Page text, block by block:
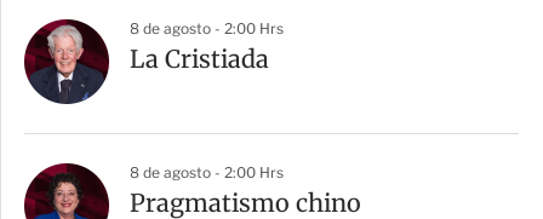
8 de agosto - 2:00 Hrs
La Cristiada
8 de agosto - 2:00 Hrs
Pragmatismo chino